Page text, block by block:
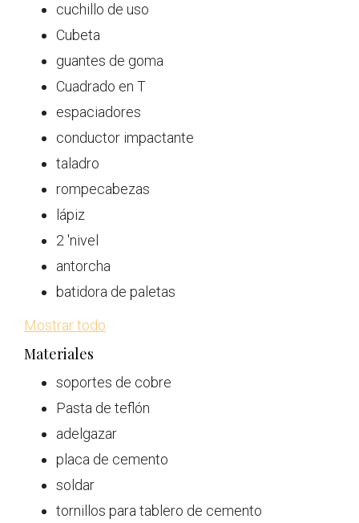
cuchillo de uso
Cubeta
guantes de goma
Cuadrado en T
espaciadores
conductor impactante
taladro
rompecabezas
lápiz
2 'nivel
antorcha
batidora de paletas
Mostrar todo
Materiales
soportes de cobre
Pasta de teflón
adelgazar
placa de cemento
soldar
tornillos para tablero de cemento